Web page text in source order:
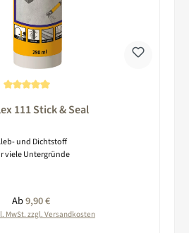
111 Stick & Seal
und Dichtstoff
viele Untergründe
Regulärer Preis:
Ab9,90 €
MwSt. zzgl. Versandkosten